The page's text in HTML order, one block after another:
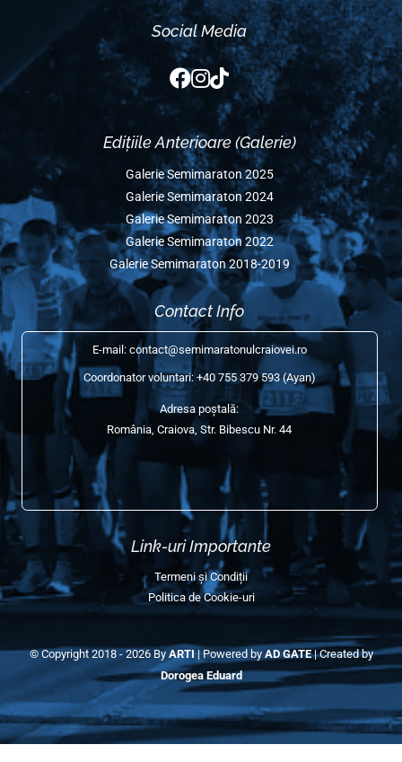
Semimaraton Ediția 2025
Semimaraton Ediția 2024
Semimaraton Ediția 2023
Semimaraton Ediția 2022
Semimaraton Ediția 2020
Semimaraton Ediția 2019
Semimaraton Ediția 2018
Social Media
Edițiile Anterioare (Galerie)
Galerie Semimaraton 2025
Galerie Semimaraton 2024
Galerie Semimaraton 2023
Galerie Semimaraton 2022
Galerie Semimaraton 2018-2019
Contact Info
E-mail:contact@semimaratonulcraiovei.ro
Coordonator voluntari:+40 755 379 593(Ayan)
Adresa poștală:
România, Craiova, Str. Bibescu Nr. 44